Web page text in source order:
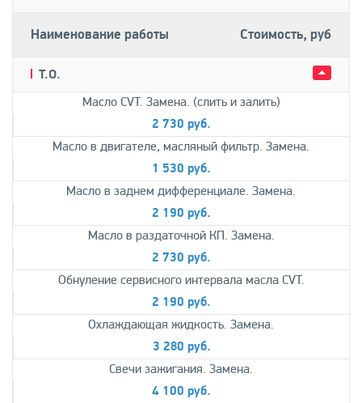
Наименование работы Стоимость, руб
T.О.
Масло CVT. Замена. (слить и залить)
2 730 руб.
Масло в двигателе, масляный фильтр. Замена.
1 530 руб.
Масло в заднем дифференциале. Замена.
2 190 руб.
Масло в раздаточной КП. Замена.
2 730 руб.
Обнуление сервисного интервала масла CVT.
2 190 руб.
Охлаждающая жидкость. Замена.
3 280 руб.
Свечи зажигания. Замена.
4 100 руб.